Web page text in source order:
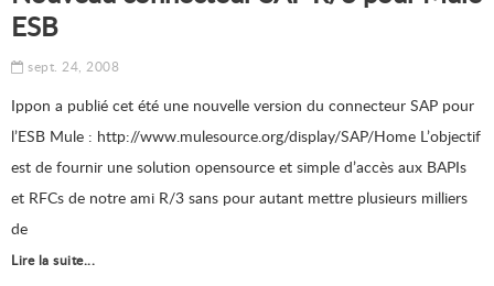
ESB
sept. 24, 2008
Ippon a publié cet été une nouvelle version du connecteur SAP pour
l’ESB Mule : http://www.mulesource.org/display/SAP/Home L’objectif
est de fournir une solution opensource et simple d’accès aux BAPIs
et RFCs de notre ami R/3 sans pour autant mettre plusieurs milliers
de
Lire la suite...